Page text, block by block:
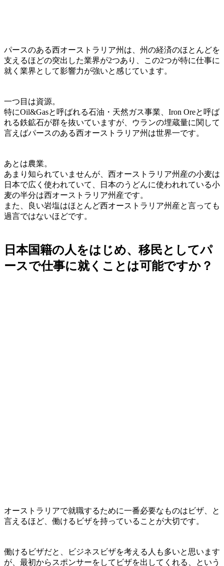
パースのある西オーストラリア州は、州の経済のほとんどを
支えるほどの突出した業界が2つあり、この2つが特に仕事に
就く業界として影響力が強いと感じています。
一つ目は資源。
特にOil&Gasと呼ばれる石油・天然ガス事業
Iron Oreと呼ば
れる鉄鉱石が群を抜いていますが、 ウランの埋蔵量に関して
言えばパースのある西オーストラリア州は世界一です。
あとは農業。
あまり知られていませんが、 西オーストラリア州産の小麦は
日本で広く使われていて、日本のうどんに使われれている小
麦の半分は西オーストラリア州産です。
また、良い岩塩はほとんど西オーストラリア州産と言っても
過言ではないほどです。
日本国籍の人をはじめ、移民としてパ
ースで仕事に就くことは可能ですか？
オーストラリアで就職するために一番必要なものはビザ 、と
言えるほど、 働けるビザを持っていることが大切です。
働けるビザだと、ビジネスビザを考える人も多いと思います
が、最初からスポンサーをしてビザを出してくれる、という